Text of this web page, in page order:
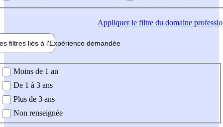
Appliquerle filtre du domaine
filtres liés à l'Expérience demandée
demandée
Moins de 1 an
De 1 à 3 ans
Plus de 3 ans
Non renseignée